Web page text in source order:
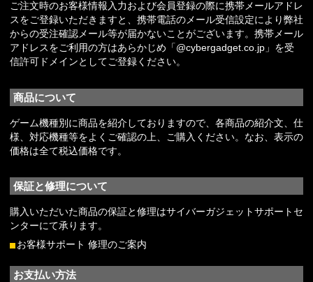
ご注文時のお客様情報入力および会員登録の際に携帯メールアドレ
スをご登録いただきますと、携帯電話のメール受信設定により弊社
からの受注確認メール等が届かないことがございます。携帯メール
アドレスをご利用の方はあらかじめ「@cybergadget.co.jp」を受
信許可ドメインとしてご登録ください。
商品について
ゲーム機種別に商品を紹介しておりますので、各商品の紹介文、仕
様、対応機種等をよくご確認の上、ご購入ください。なお、表示の
価格は全て税込価格です。
保証と修理について
購入いただいた商品の保証と修理はサイバーガジェットサポートセ
ンターにて承ります。
お客様サポート 修理のご案内
お支払い方法